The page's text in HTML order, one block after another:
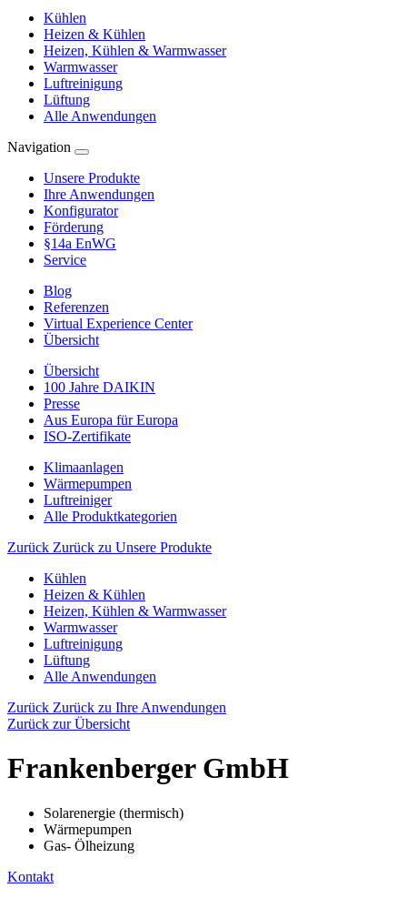
Kühlen
Heizen & Kühlen
Heizen, Kühlen & Warmwasser
Warmwasser
Luftreinigung
Lüftung
Alle Anwendungen
Navigation
Unsere Produkte
Ihre Anwendungen
Konfigurator
Förderung
§14a EnWG
Service
Blog
Referenzen
Virtual Experience Center
Übersicht
Übersicht
100 Jahre DAIKIN
Presse
Aus Europa für Europa
ISO-Zertifikate
Klimaanlagen
Wärmepumpen
Luftreiniger
Alle Produktkategorien
Zurück Zurück zu Unsere Produkte
Kühlen
Heizen & Kühlen
Heizen, Kühlen & Warmwasser
Warmwasser
Luftreinigung
Lüftung
Alle Anwendungen
Zurück Zurück zu Ihre Anwendungen
Zurück zur Übersicht
Frankenberger GmbH
Solarenergie (thermisch)
Wärmepumpen
Gas- Ölheizung
Kontakt